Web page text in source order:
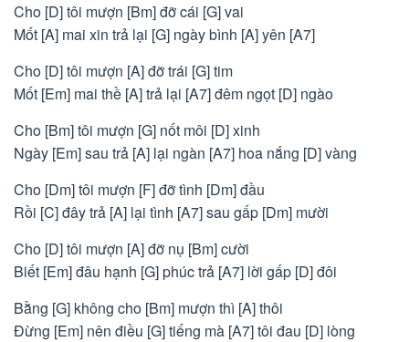
Cho [D] tôi mượn [Bm] đỡ cái [G] vai
Mốt [A] mai xin trả lại [G] ngày bình [A] yên [A7]
Cho [D] tôi mượn [A] đỡ trái [G] tim
Mốt [Em] mai thề [A] trả lại [A7] đêm ngọt [D] ngào
Cho [Bm] tôi mượn [G] nốt môi [D] xinh
Ngày [Em] sau trả [A] lại ngàn [A7] hoa nắng [D] vàng
Cho [Dm] tôi mượn [F] đỡ tình [Dm] đầu
Rồi [C] đây trả [A] lại tình [A7] sau gấp [Dm] mười
Cho [D] tôi mượn [A] đỡ nụ [Bm] cười
Biết [Em] đâu hạnh [G] phúc trả [A7] lời gấp [D] đôi
Bằng [G] không cho [Bm] mượn thì [A] thôi
Đừng [Em] nên điều [G] tiếng mà [A7] tôi đau [D] lòng